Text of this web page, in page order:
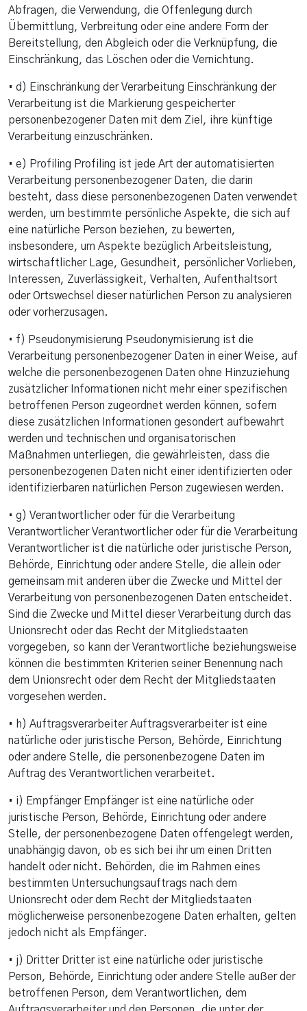
Abfragen, die Verwendung, die Offenlegung durch
Übermittlung, Verbreitung oder eine andere Form der
Bereitstellung, den Abgleich oder die Verknüpfung, die
Einschränkung, das Löschen oder die Vernichtung.
• d) Einschränkung der Verarbeitung Einschränkung der
Verarbeitung ist die Markierung gespeicherter
personenbezogener Daten mit dem Ziel, ihre künftige
Verarbeitung einzuschränken.
• e) Profiling Profiling ist jede Art der automatisierten
Verarbeitung personenbezogener Daten, die darin
besteht, dass diese personenbezogenen Daten verwendet
werden, um bestimmte persönliche Aspekte, die sich auf
eine natürliche Person beziehen, zu bewerten,
insbesondere, um Aspekte bezüglich Arbeitsleistung,
wirtschaftlicher Lage, Gesundheit, persönlicher Vorlieben,
Interessen, Zuverlässigkeit, Verhalten, Aufenthaltsort
oder Ortswechsel dieser natürlichen Person zu analysieren
oder vorherzusagen.
• f) Pseudonymisierung Pseudonymisierung ist die
Verarbeitung personenbezogener Daten in einer Weise, auf
welche die personenbezogenen Daten ohne Hinzuziehung
zusätzlicher Informationen nicht mehr einer spezifischen
betroffenen Person zugeordnet werden können, sofern
diese zusätzlichen Informationen gesondert aufbewahrt
werden und technischen und organisatorischen
Maßnahmen unterliegen, die gewährleisten, dass die
personenbezogenen Daten nicht einer identifizierten oder
identifizierbaren natürlichen Person zugewiesen werden.
• g) Verantwortlicher oder für die Verarbeitung
Verantwortlicher Verantwortlicher oder für die Verarbeitung
Verantwortlicher ist die natürliche oder juristische Person,
Behörde, Einrichtung oder andere Stelle, die allein oder
gemeinsam mit anderen über die Zwecke und Mittel der
Verarbeitung von personenbezogenen Daten entscheidet.
Sind die Zwecke und Mittel dieser Verarbeitung durch das
Unionsrecht oder das Recht der Mitgliedstaaten
vorgegeben, so kann der Verantwortliche beziehungsweise
können die bestimmten Kriterien seiner Benennung nach
dem Unionsrecht oder dem Recht der Mitgliedstaaten
vorgesehen werden.
• h) Auftragsverarbeiter Auftragsverarbeiter ist eine
natürliche oder juristische Person, Behörde, Einrichtung
oder andere Stelle, die personenbezogene Daten im
Auftrag des Verantwortlichen verarbeitet.
• i) Empfänger Empfänger ist eine natürliche oder
juristische Person, Behörde, Einrichtung oder andere
Stelle, der personenbezogene Daten offengelegt werden,
unabhängig davon, ob es sich bei ihr um einen Dritten
handelt oder nicht. Behörden, die im Rahmen eines
bestimmten Untersuchungsauftrags nach dem
Unionsrecht oder dem Recht der Mitgliedstaaten
möglicherweise personenbezogene Daten erhalten, gelten
jedoch nicht als Empfänger.
• j) Dritter Dritter ist eine natürliche oder juristische
Person, Behörde, Einrichtung oder andere Stelle außer der
betroffenen Person, dem Verantwortlichen, dem